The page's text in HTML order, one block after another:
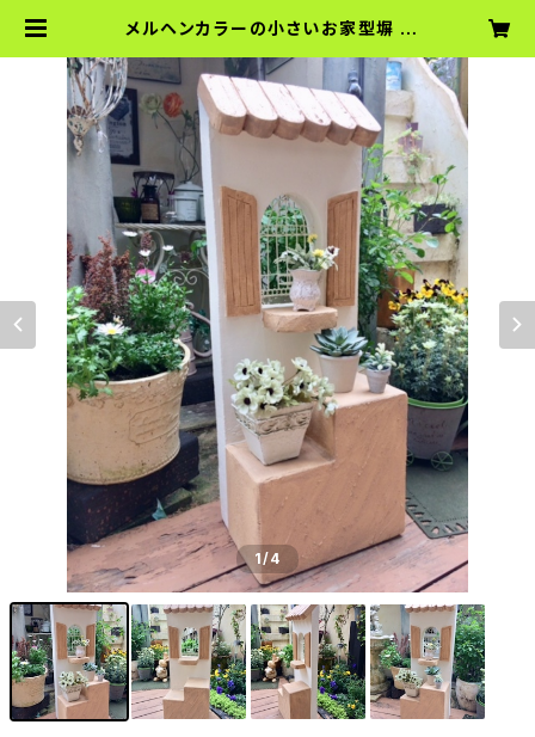
メルヘンカラーの小さいお家型塀 |
1/4